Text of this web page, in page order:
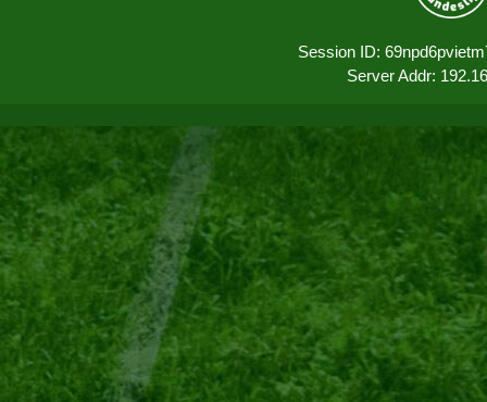
Session ID:
Server Addr: